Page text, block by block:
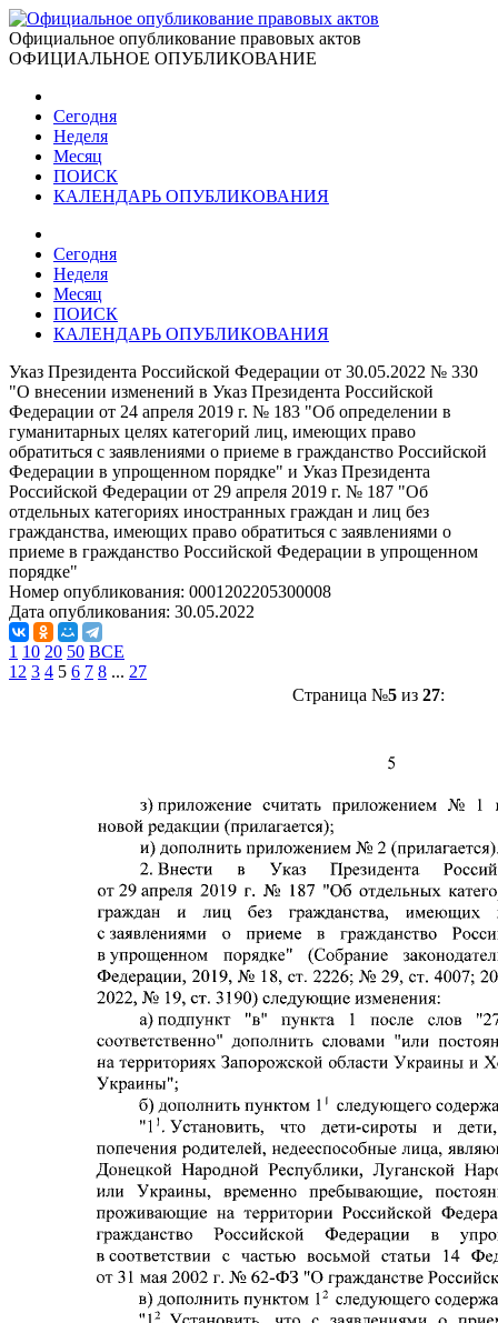
Официальное опубликование правовых актов
ОФИЦИАЛЬНОЕ ОПУБЛИКОВАНИЕ
Сегодня
Неделя
Месяц
ПОИСК
КАЛЕНДАРЬ ОПУБЛИКОВАНИЯ
Сегодня
Неделя
Месяц
ПОИСК
КАЛЕНДАРЬ ОПУБЛИКОВАНИЯ
Указ Президента Российской Федерации от 30.05.2022 № 330
"О внесении изменений в Указ Президента Российской
Федерации от 24 апреля 2019 г. № 183 "Об определении в
гуманитарных целях категорий лиц, имеющих право
обратиться с заявлениями о приеме в гражданство Российской
Федерации в упрощенном порядке" и Указ Президента
Российской Федерации от 29 апреля 2019 г. № 187 "Об
отдельных категориях иностранных граждан и лиц без
гражданства, имеющих право обратиться с заявлениями о
приеме в гражданство Российской Федерации в упрощенном
порядке"
Номер опубликования: 0001202205300008
Дата опубликования: 30.05.2022
1 10 20 50 ВСЕ
1 2 3 4 5 6 7 8 ... 27
Страница №5из 27: